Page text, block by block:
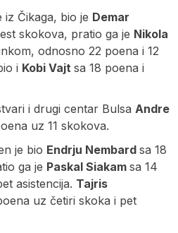
iz Čikaga, bio je Demar
skokova, pratio ga je Nikola
odnosno 22 poena i 12
i Kobi Vajt sa 18 poena i
i drugi centar Bulsa Andre
uz 11 skokova.
je bio Endrju Nembard sa 18
ga je Paskal Siakam sa 14
asistencija. Tajris
uz četiri skoka i pet